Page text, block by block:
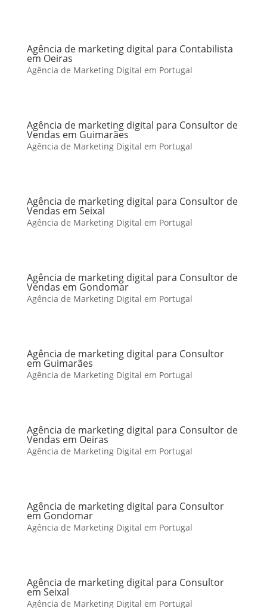
Agência de marketing digital para Contabilista
em Oeiras
Agência de Marketing Digital em Portugal
Agência de marketing digital para Consultor de
Vendas em Guimarães
Agência de Marketing Digital em Portugal
Agência de marketing digital para Consultor de
Vendas em Seixal
Agência de Marketing Digital em Portugal
Agência de marketing digital para Consultor de
Vendas em Gondomar
Agência de Marketing Digital em Portugal
Agência de marketing digital para Consultor
em Guimarães
Agência de Marketing Digital em Portugal
Agência de marketing digital para Consultor de
Vendas em Oeiras
Agência de Marketing Digital em Portugal
Agência de marketing digital para Consultor
em Gondomar
Agência de Marketing Digital em Portugal
Agência de marketing digital para Consultor
em Seixal
Agência de Marketing Digital em Portugal